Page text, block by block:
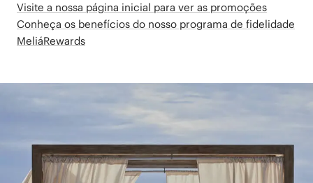
Visite a nossa página inicial para ver as promoções
Conheça os benefícios do nosso programa de fidelidade
MeliáRewards